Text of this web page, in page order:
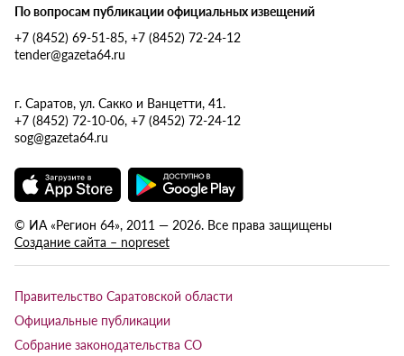
По вопросам публикации официальных извещений
+7 (8452) 69-51-85, +7 (8452) 72-24-12
tender@gazeta64.ru
г. Саратов, ул. Сакко и Ванцетти, 41.
+7 (8452) 72-10-06, +7 (8452) 72-24-12
sog@gazeta64.ru
© ИА «Регион 64», 2011 — 2026. Все права защищены
Создание сайта – nopreset
Правительство Саратовской области
Официальные публикации
Собрание законодательства СО